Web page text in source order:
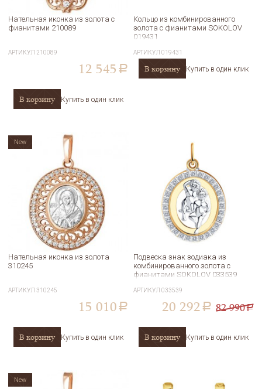
Нательная иконка из золота с
фианитами 210089
АРТИКУЛ 210089
12 545 a
В корзину Купить в один клик
Кольцо из комбинированного
золота с фианитами SOKOLOV
019431
АРТИКУЛ019431
В корзину Купить в один клик
Нательная иконка из золота
310245
АРТИКУЛ 310245
15 010 a
В корзину Купить в один клик
New
Подвеска знак зодиака из
комбинированного золота с
фианитами SOKOLOV 033539
АРТИКУЛ033539
20 292 a 82 990a
В корзину Купить в один клик
New